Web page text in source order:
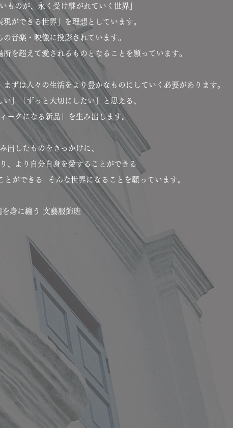
ものが、永く受け継がれていく世界」
現ができる世界」を理想としています。
の音楽・映像に投影されています。
を超えて愛されるものとなることを願っています。
ずは人々の生活をより豊かなものにしていく必要があります。
」「ずっと大切にしたい」と思える、
ークになる新品」を生み出します。
出したものをきっかけに、
、より自分自身を愛することができる
とができる そんな世界になることを願っています。
を身に纏う 文藝服飾班
飾班の商品を見る